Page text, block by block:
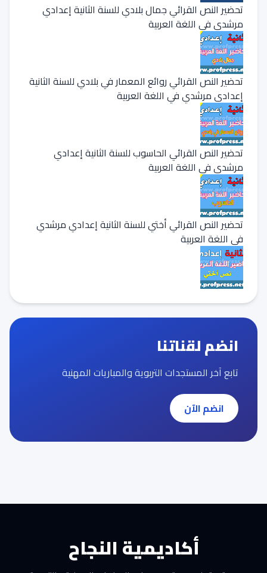
تحضير النص القرائي جمال بلادي للسنة الثانية إعدادي
مرشدي في اللغة العربية
تحضير النص القرائي روائع المعمار في بلادي للسنة الثانية
إعدادي مرشدي في اللغة العربية
تحضير النص القرائي الحاسوب للسنة الثانية إعدادي
مرشدي في اللغة العربية
تحضير النص القرائي أختي للسنة الثانية إعدادي مرشدي
في اللغة العربية
انضم لقناتنا
تابع آخر المستجدات التربوية والمباريات المهنية
انضم الآن
أكاديمية النجاح